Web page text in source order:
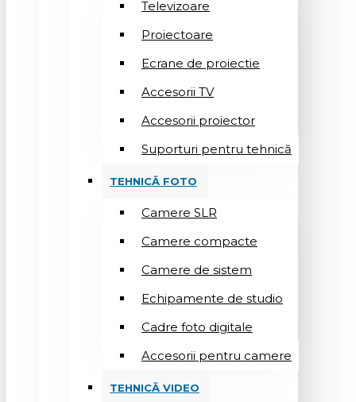
Televizoare
Proiectoare
Ecrane de proiectie
Accesorii TV
Accesorii proiector
Suporturi pentru tehnică
TEHNICĂ FOTO
Camere SLR
Camere compacte
Camere de sistem
Echipamente de studio
Cadre foto digitale
Accesorii pentru camere
TEHNICĂ VIDEO